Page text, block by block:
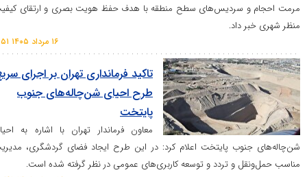
سردیس‌های سطح منطقه با هدف حفظ هویت بصری و ارتقای کیفیت
داد.
تاکید فرمانداری تهران بر اجرای سریع
طرح احیای شن‌چاله‌های جنوب
پایتخت
معاون فرماندار تهران با اشاره به احیای
پایتخت اعلام کرد: در این طرح ایجاد فضای گردشگری، مدیریت
و تردد و توسعه کاربری‌های عمومی در نظر گرفته شده است.